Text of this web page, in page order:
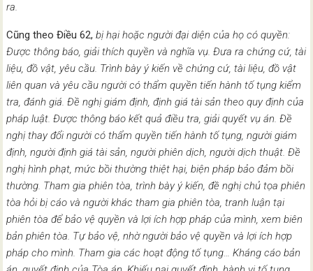
ra.
Cũng theo Điều 62,bị hại hoặc người đại diện của họ có quyền:
Được thông báo, giải thích quyền và nghĩa vụ. Đưa ra chứng cứ, tài
liệu, đồ vật, yêu cầu. Trình bày ý kiến về chứng cứ, tài liệu, đồ vật
liên quan và yêu cầu người có thẩm quyền tiến hành tố tụng kiểm
tra, đánh giá. Đề nghị giám định, định giá tài sản theo quy định của
pháp luật. Được thông báo kết quả điều tra, giải quyết vụ án. Đề
nghị thay đổi người có thẩm quyền tiến hành tố tụng, người giám
định, người định giá tài sản, người phiên dịch, người dịch thuật. Đề
nghị hình phạt, mức bồi thường thiệt hại, biện pháp bảo đảm bồi
thường. Tham gia phiên tòa, trình bày ý kiến, đề nghị chủ tọa phiên
tòa hỏi bị cáo và người khác tham gia phiên tòa, tranh luận tại
phiên tòa để bảo vệ quyền và lợi ích hợp pháp của mình, xem biên
bản phiên tòa. Tự bảo vệ, nhờ người bảo vệ quyền và lợi ích hợp
pháp cho mình. Tham gia các hoạt động tố tụng… Kháng cáo bản